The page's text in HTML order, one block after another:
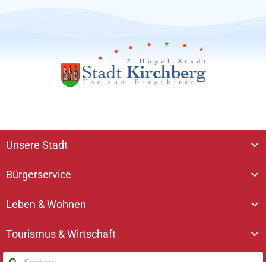
Unsere Stadt
Bürgerservice
Leben & Wohnen
Tourismus & Wirtschaft